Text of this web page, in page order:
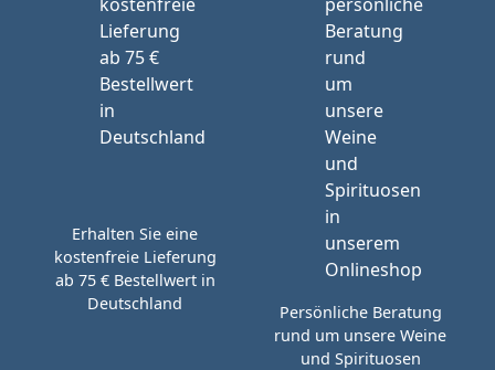
Erhalten Sie eine
kostenfreie Lieferung
ab 75 € Bestellwert in
Deutschland
Persönliche Beratung
rund um unsere Weine
und Spirituosen